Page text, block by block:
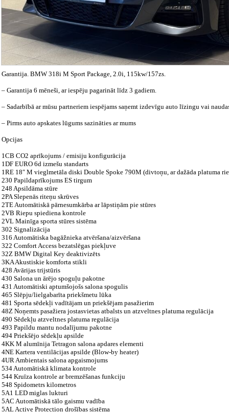
Garantija. BMW 318i M Sport Package, 2.0i, 115kw/157zs.
– Garantija 6 mēneši, ar iespēju pagarināt līdz 3 gadiem.
– Sadarbībā ar mūsu partneriem iespējams saņemt izdevīgu auto līzingu vai
– Pirms auto apskates lūgums sazināties ar mums
Opcijas
1CB CO2 aprīkojums / emisiju konfigurācija
1DF EURO 6d izmešu standarts
1RE 18″ M vieglmetāla diski Double Spoke 790M (divtoņu, ar dažāda platuma
230 Papildaprīkojums ES tirgum
248 Apsildāma stūre
2PA Slepenās riteņu skrūves
2TE Automātiskā pārnesumkārba ar lāpstiņām pie stūres
2VB Riepu spiediena kontrole
2VL Mainīga sporta stūres sistēma
302 Signalizācija
316 Automātiska bagāžnieka atvēršana/aizvēršana
322 Comfort Access bezatslēgas piekļuve
32Z BMW Digital Key deaktivizēts
3KA Akustiskie komforta stikli
428 Avārijas trijstūris
430 Salona un ārējo spoguļu pakotne
431 Automātiski aptumšojošs salona spogulis
465 Slēpju/lielgabarīta priekšmetu lūka
481 Sporta sēdekļi vadītājam un priekšējam pasažierim
48Z Noņemts pasažiera jostasvietas atbalsts un atzveltnes platuma regulācija
490 Sēdekļu atzveltnes platuma regulācija
493 Papildu mantu nodalījumu pakotne
494 Priekšējo sēdekļu apsilde
4KK M alumīnija Tetragon salona apdares elementi
4NE Kartera ventilācijas apsilde (Blow-by heater)
4UR Ambientais salona apgaismojums
534 Automātiskā klimata kontrole
544 Kruīza kontrole ar bremzēšanas funkciju
548 Spidometrs kilometros
5A1 LED miglas lukturi
5AC Automātiskā tālo gaismu vadība
5AL Active Protection drošības sistēma